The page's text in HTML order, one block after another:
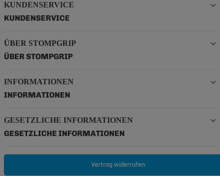
KUNDENSERVICE
KUNDENSERVICE
ÜBER STOMPGRIP
ÜBER STOMPGRIP
INFORMATIONEN
INFORMATIONEN
GESETZLICHE INFORMATIONEN
GESETZLICHE INFORMATIONEN
Vertrag widerrufen